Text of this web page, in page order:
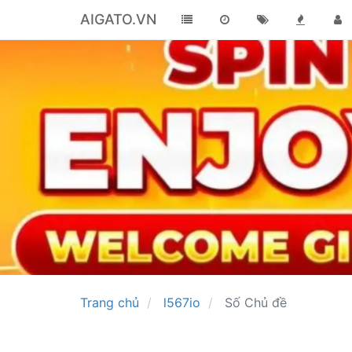
AIGATO.VN
Trang chủ l567io Số Chủ đề